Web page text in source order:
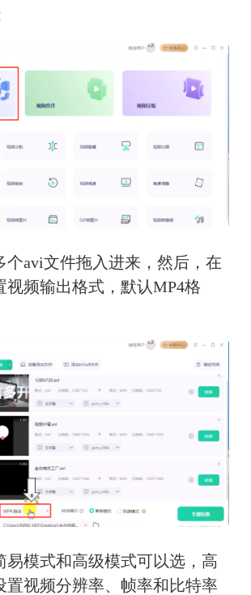
个avi文件拖入进来，然后，在
视频输出格式，默认MP4格
易模式和高级模式可以选，高
置视频分辨率、帧率和比特率